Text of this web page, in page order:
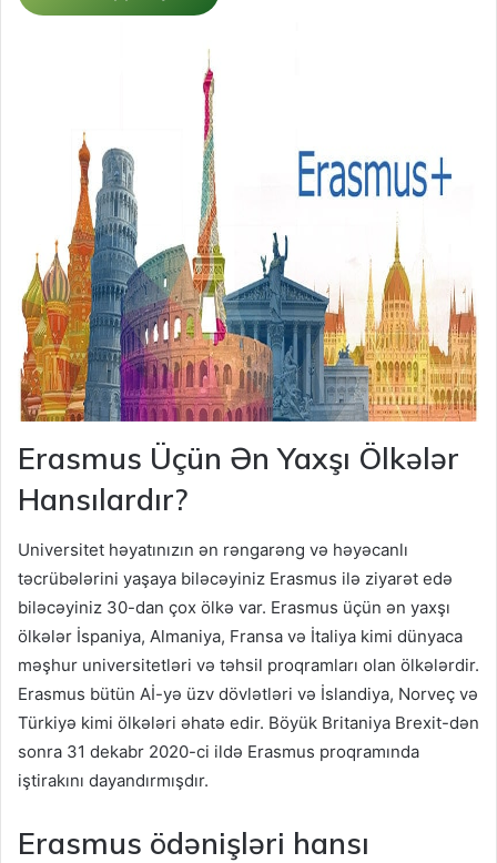
Erasmus Üçün Ən Yaxşı Ölkələr
Hansılardır?
Universitet həyatınızın ən rəngarəng və həyəcanlı
təcrübələrini yaşaya biləcəyiniz Erasmus ilə ziyarət edə
biləcəyiniz 30-dan çox ölkə var. Erasmus üçün ən yaxşı
ölkələr İspaniya, Almaniya, Fransa və İtaliya kimi dünyaca
məşhur universitetləri və təhsil proqramları olan ölkələrdir.
Erasmus bütün Aİ-yə üzv dövlətləri və İslandiya, Norveç və
Türkiyə kimi ölkələri əhatə edir. Böyük Britaniya Brexit-dən
sonra 31 dekabr 2020-ci ildə Erasmus proqramında
iştirakını dayandırmışdır.
Erasmus ödənişləri hansı